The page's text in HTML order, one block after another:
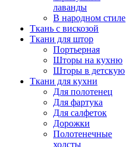
лаванды
В народном стиле
Ткань с вискозой
Ткани для штор
Портьерная
Шторы на кухню
Шторы в детскую
Ткани для кухни
Для полотенец
Для фартука
Для салфеток
Дорожки
Полотенечные
холсты